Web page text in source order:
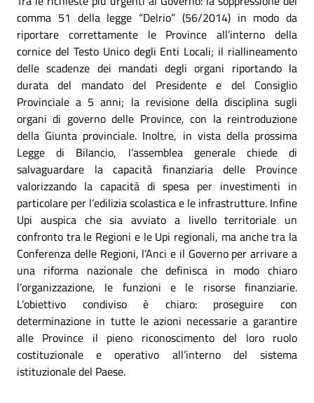
comma 51 della legge “Delrio” (56/2014) in modo da
riportare correttamente le Province all’interno della
cornice del Testo Unico degli Enti Locali; il riallineamento
delle scadenze dei mandati degli organi riportando la
durata del mandato del Presidente e del Consiglio
Provinciale a 5 anni; la revisione della disciplina sugli
organi di governo delle Province, con la reintroduzione
della Giunta provinciale. Inoltre, in vista della prossima
Legge di Bilancio, l’assemblea generale chiede di
salvaguardare la capacità finanziaria delle Province
valorizzando la capacità di spesa per investimenti in
particolare per l’edilizia scolastica e le infrastrutture. Infine
Upi auspica che sia avviato a livello territoriale un
confronto tra le Regioni e le Upi regionali, ma anche tra la
Conferenza delle Regioni, l’Anci e il Governo per arrivare a
una riforma nazionale che definisca in modo chiaro
l’organizzazione, le funzioni e le risorse finanziarie.
L’obiettivo condiviso è chiaro: proseguire con
determinazione in tutte le azioni necessarie a garantire
alle Province il pieno riconoscimento del loro ruolo
costituzionale e operativo all’interno del sistema
istituzionale del Paese.